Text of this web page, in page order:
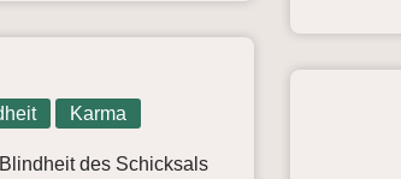
Karma
des Schicksals